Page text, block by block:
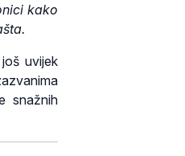
kako
uvijek
snažnih